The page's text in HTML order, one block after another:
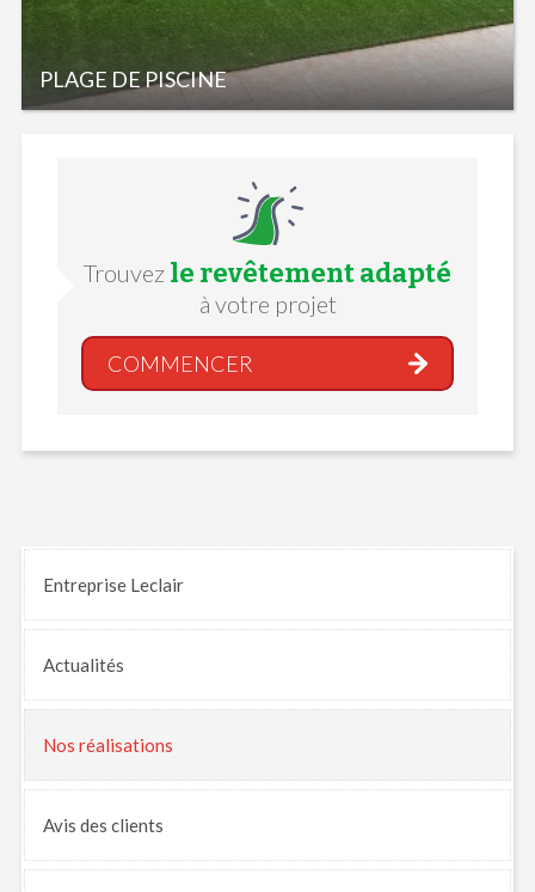
PLAGE DE PISCINE
Trouvez le revêtement adapté
à votre projet
COMMENCER
Entreprise Leclair
Actualités
Nos réalisations
Avis des clients